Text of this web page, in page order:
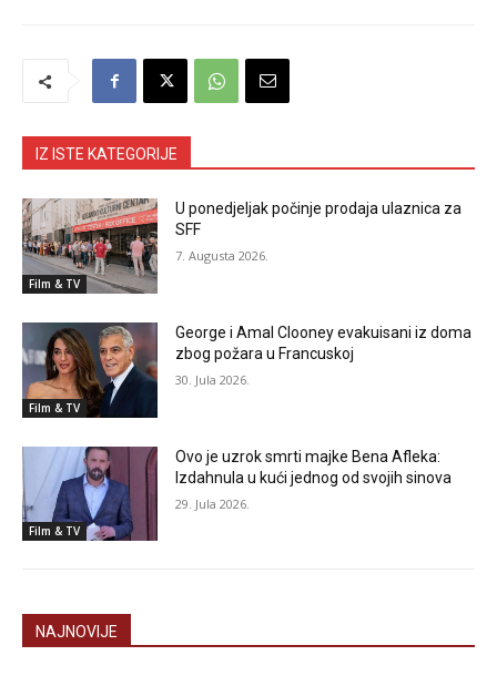
IZ ISTE KATEGORIJE
Film & TV
U ponedjeljak počinje prodaja ulaznica za
SFF
7. Augusta 2026.
Film & TV
George i Amal Clooney evakuisani iz doma
zbog požara u Francuskoj
30. Jula 2026.
Film & TV
Ovo je uzrok smrti majke Bena Afleka:
Izdahnula u kući jednog od svojih sinova
29. Jula 2026.
NAJNOVIJE